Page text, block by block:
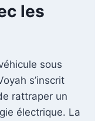
les
sous
s’inscrit
rattraper un
électrique. La